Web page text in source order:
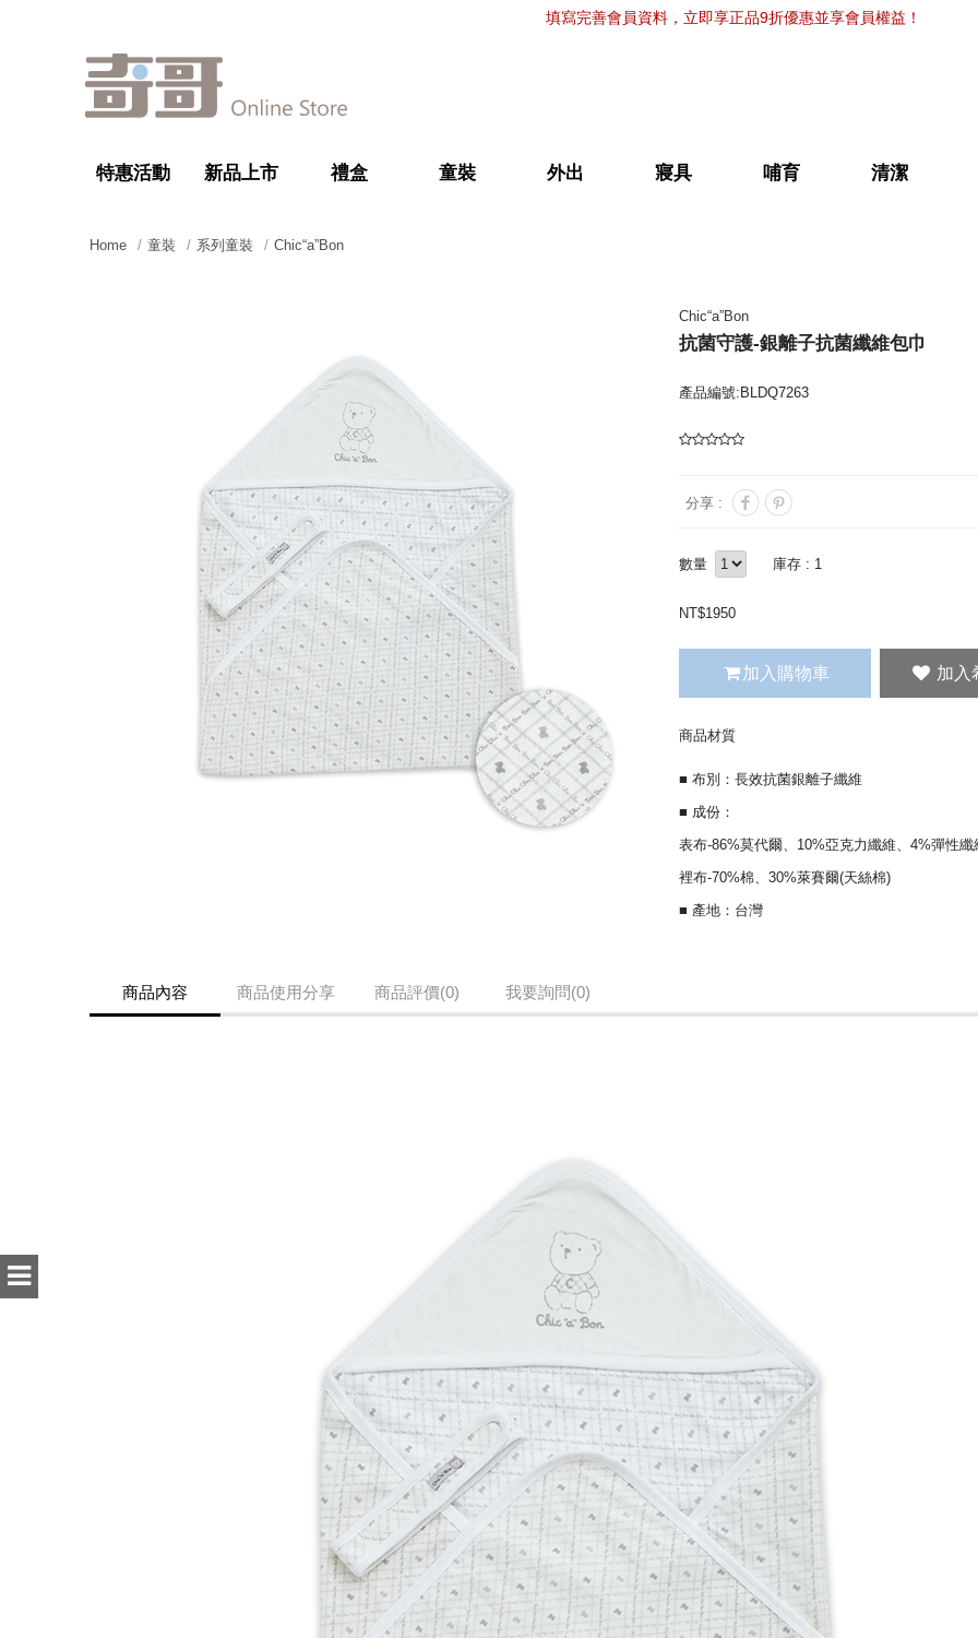
填寫完善會員資料，立即享正品9折優惠並享會員權益！
特惠活動 新品上市 禮盒 童裝 外出 寢具 哺育 清潔
Home 童裝 系列童裝 Chic“a”Bon
Chic“a”Bon
抗菌守護-銀離子抗菌纖維包巾
產品編號:BLDQ7263
分享 :
數量 庫存 : 1
NT$1950
加入購物車
商品材質
■ 布別：長效抗菌銀離子纖維
■ 成份：
表布-86%莫代爾、10%亞克力纖維、4%彈性纖
裡布-70%棉、30%萊賽爾(天絲棉)
■ 產地：台灣
商品內容 商品使用分享 商品評價(0) 我要詢問(0)